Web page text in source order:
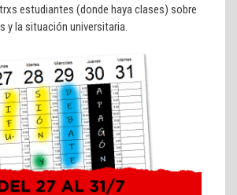
estudiantes (donde haya clases) sobre
y la situación universitaria.